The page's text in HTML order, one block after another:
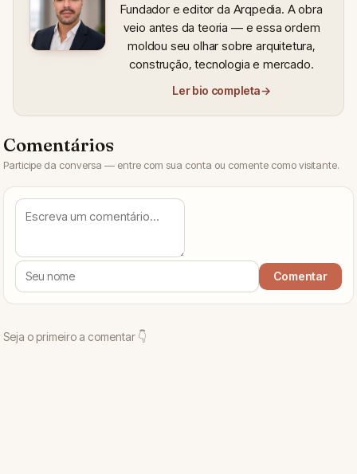
Fundador e editor da Arqpedia. A obra
veio antes da teoria — e essa ordem
moldou seu olhar sobre arquitetura,
construção, tecnologia e mercado.
Ler bio completa→